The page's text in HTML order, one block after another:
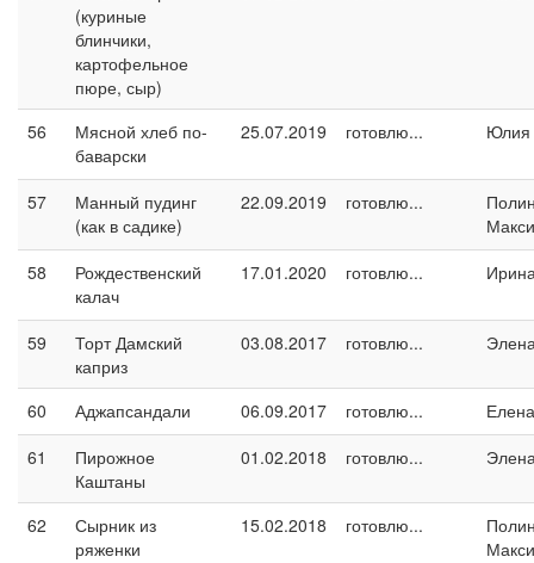
(куриные
блинчики,
картофельное
пюре, сыр)
56
Мясной хлеб по-
баварски
25.07.2019 готовлю... Юлия
57
Манный пудинг
(как в садике)
22.09.2019 готовлю...
58
Рождественский
калач
17.01.2020 готовлю...
59
Торт Дамский
каприз
03.08.2017 готовлю...
60 Аджапсандали 06.09.2017 готовлю...
Елена
61
Пирожное
Каштаны
01.02.2018 готовлю...
62
Сырник из
ряженки
15.02.2018 готовлю...